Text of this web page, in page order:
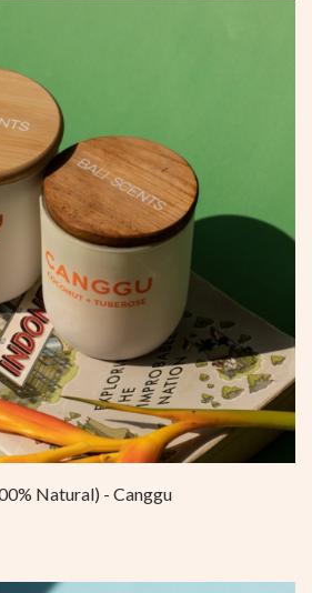
Natural) - Canggu